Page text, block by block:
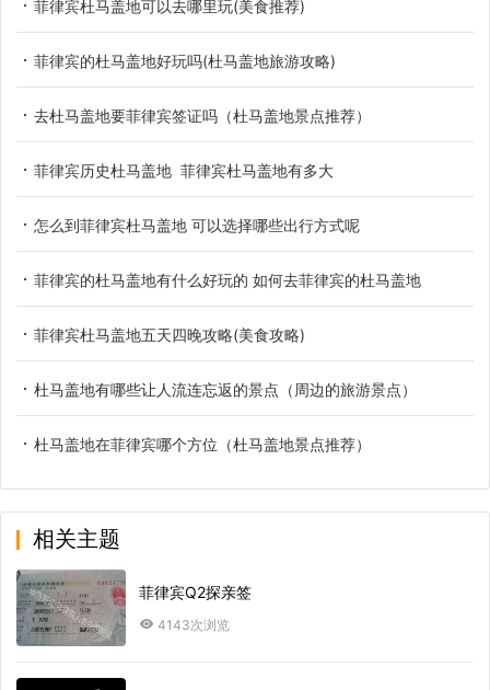
菲律宾杜马盖地可以去哪里玩(美食推荐)
菲律宾的杜马盖地好玩吗(杜马盖地旅游攻略)
去杜马盖地要菲律宾签证吗（杜马盖地景点推荐）
菲律宾历史杜马盖地 菲律宾杜马盖地有多大
怎么到菲律宾杜马盖地 可以选择哪些出行方式呢
菲律宾的杜马盖地有什么好玩的 如何去菲律宾的杜马盖地
菲律宾杜马盖地五天四晚攻略(美食攻略)
杜马盖地有哪些让人流连忘返的景点（周边的旅游景点）
杜马盖地在菲律宾哪个方位（杜马盖地景点推荐）
相关主题
菲律宾Q2探亲签
4143次浏览